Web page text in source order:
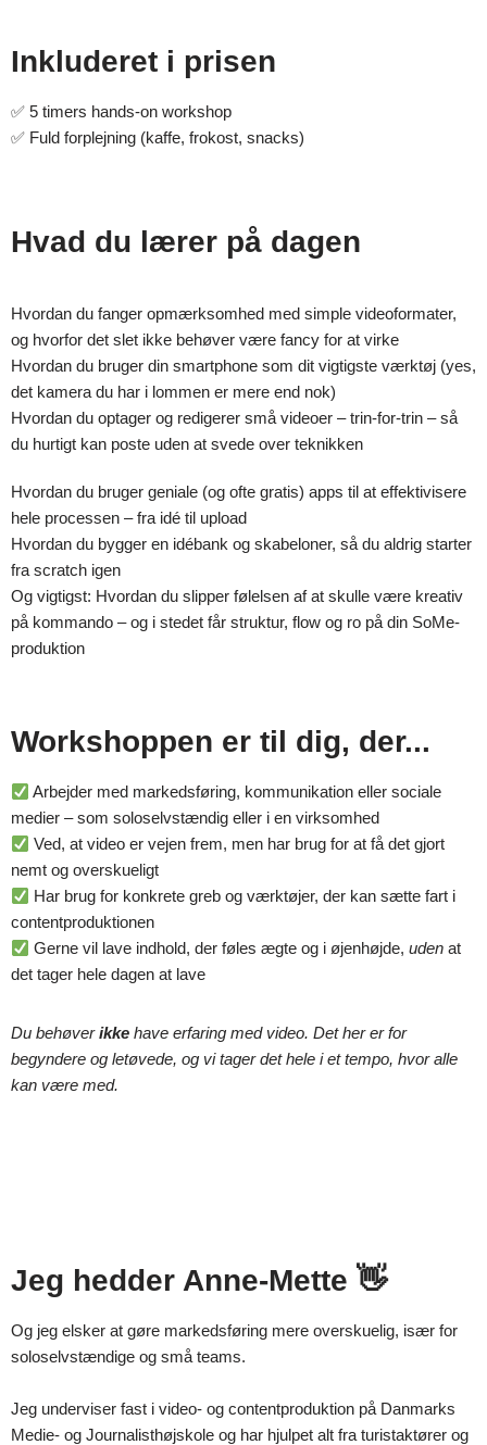
Inkluderet i prisen
✅ 5 timers hands-on workshop
✅ Fuld forplejning (kaffe, frokost, snacks)
Hvad du lærer på dagen
Hvordan du fanger opmærksomhed med simple videoformater,
og hvorfor det slet ikke behøver være fancy for at virke
Hvordan du bruger din smartphone som dit vigtigste værktøj (yes,
det kamera du har i lommen er mere end nok)
Hvordan du optager og redigerer små videoer – trin-for-trin – så
du hurtigt kan poste uden at svede over teknikken
Hvordan du bruger geniale (og ofte gratis) apps til at effektivisere
hele processen – fra idé til upload
Hvordan du bygger en idébank og skabeloner, så du aldrig starter
fra scratch igen
Og vigtigst: Hvordan du slipper følelsen af at skulle være kreativ
på kommando – og i stedet får struktur, flow og ro på din SoMe-
produktion
Workshoppen er til dig, der...
Arbejder med markedsføring, kommunikation eller sociale
medier – som soloselvstændig eller i en virksomhed
Ved, at video er vejen frem, men har brug for at få det gjort
nemt og overskueligt
Har brug for konkrete greb og værktøjer, der kan sætte fart i
contentproduktionen
Gerne vil lave indhold, der føles ægte og i øjenhøjde,uden at
det tager hele dagen at lave
Du behøverikke have erfaring med video. Det her er for
begyndere og letøvede, og vi tager det hele i et tempo, hvor alle
kan være med.
Jeg hedder Anne-Mette 👋
Og jeg elsker at gøre markedsføring mere overskuelig, især for
soloselvstændige og små teams.
Jeg underviser fast i video- og contentproduktion på Danmarks
Medie- og Journalisthøjskole og har hjulpet alt fra turistaktører og